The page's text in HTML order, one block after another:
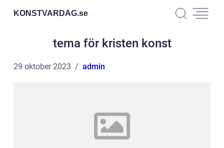
KONSTVARDAG.se
tema för kristen konst
29 oktober 2023 admin